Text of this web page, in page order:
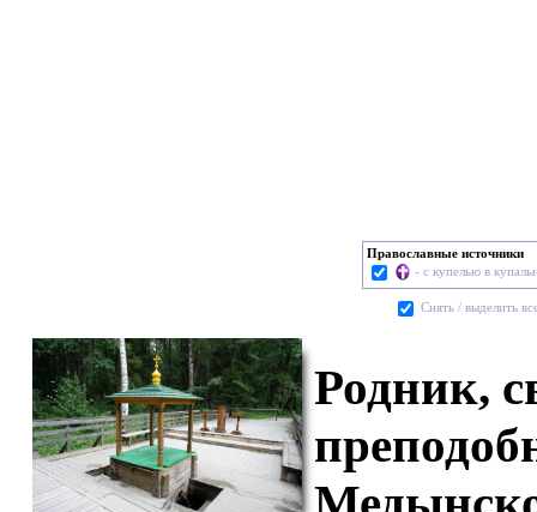
Православные источники
- с купелью в
Cнять / выделить
Родник,